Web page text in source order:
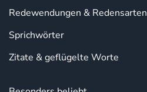
Redewendungen & Redensarten
Sprichwörter
Zitate & geflügelte Worte